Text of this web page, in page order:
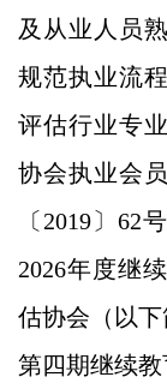
及从业人员
规范执业流
评估行业专
协会执业会
〔2019〕62
2026年度继
估协会（以下
第四期继续